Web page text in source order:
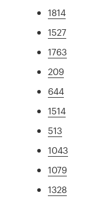
1814
1527
1763
209
644
1514
513
1043
1079
1328